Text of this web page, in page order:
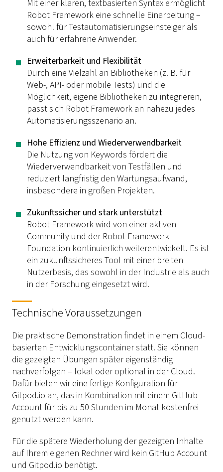
Mit einer klaren, textbasierten Syntax ermöglicht
Robot Framework eine schnelle Einarbeitung –
sowohl für Testautomatisierungseinsteiger als
auch für erfahrene Anwender.
Erweiterbarkeit und Flexibilität
Durch eine Vielzahl an Bibliotheken (z. B. für
Web-, API- oder mobile Tests) und die
Möglichkeit, eigene Bibliotheken zu integrieren,
passt sich Robot Framework an nahezu jedes
Automatisierungsszenario an.
Hohe Effizienz und Wiederverwendbarkeit
Die Nutzung von Keywords fördert die
Wiederverwendbarkeit von Testfällen und
reduziert langfristig den Wartungsaufwand,
insbesondere in großen Projekten.
Zukunftssicher und stark unterstützt
Robot Framework wird von einer aktiven
Community und der Robot Framework
Foundation kontinuierlich weiterentwickelt. Es ist
ein zukunftssicheres Tool mit einer breiten
Nutzerbasis, das sowohl in der Industrie als auch
in der Forschung eingesetzt wird.
Technische Voraussetzungen
Die praktische Demonstration findet in einem Cloud-
basierten Entwicklungscontainer statt. Sie können
die gezeigten Übungen später eigenständig
nachverfolgen – lokal oder optional in der Cloud.
Dafür bieten wir eine fertige Konfiguration für
Gitpod.io an, das in Kombination mit einem GitHub-
Account für bis zu 50 Stunden im Monat kostenfrei
genutzt werden kann.
Für die spätere Wiederholung der gezeigten Inhalte
auf Ihrem eigenen Rechner wird kein GitHub Account
und Gitpod.io benötigt.